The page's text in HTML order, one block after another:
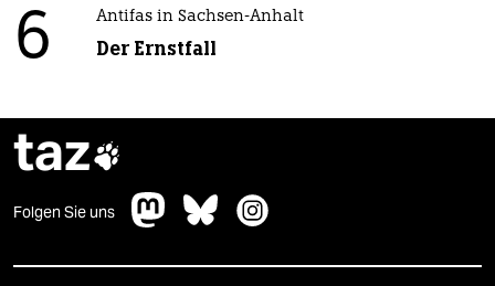
6 Antifas in Sachsen-Anhalt
Der Ernstfall
taz
Folgen Sie uns